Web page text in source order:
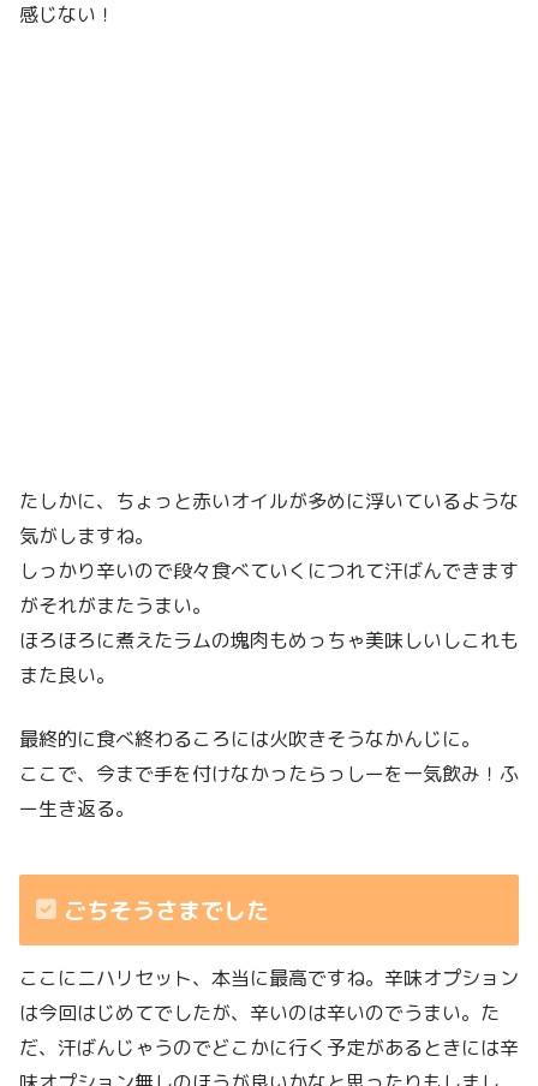
感じない！
たしかに、ちょっと赤いオイルが多めに浮いているような
気がしますね。
しっかり辛いので段々食べていくにつれて汗ばんできます
がそれがまたうまい。
ほろほろに煮えたラムの塊肉もめっちゃ美味しいしこれも
また良い。
最終的に食べ終わるころには火吹きそうなかんじに。
ここで、今まで手を付けなかったらっしーを一気飲み！ふ
ー生き返る。
ごちそうさまでした
ここにニハリセット、本当に最高ですね。辛味オプション
は今回はじめてでしたが、辛いのは辛いのでうまい。た
だ、汗ばんじゃうのでどこかに行く予定があるときには辛